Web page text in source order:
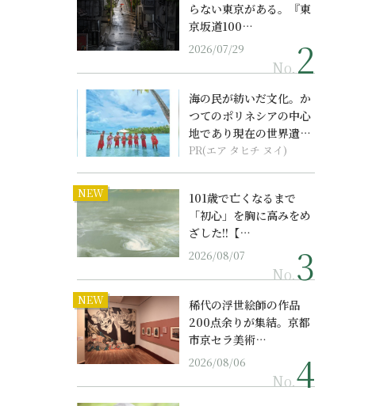
らない東京がある。『東
京坂道100…
2026/07/29
No.
海の民が紡いだ文化。か
つてのポリネシアの中心
地であり現在の世界遺産
からみえてくる...
PR(エア タヒチ ヌイ)
NEW
101歳で亡くなるまで
「初心」を胸に高みをめ
ざした!!【…
2026/08/07
No.
NEW
稀代の浮世絵師の作品
200点余りが集結。京都
市京セラ美術…
2026/08/06
No.